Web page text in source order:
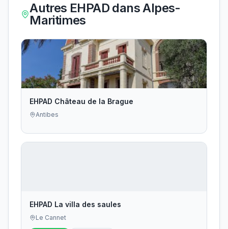
Autres EHPAD dansAlpes-
Maritimes
EHPAD Château de la Brague
Antibes
EHPAD La villa des saules
Le Cannet